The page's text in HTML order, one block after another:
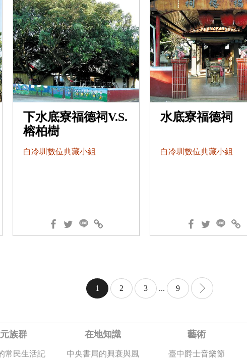
下水底寮福德祠V.S.
榕柏樹
白冷圳數位典藏小組
水底寮福德祠
白冷圳數位典藏小組
1 2 3 ... 9
族群
常民生活記
在地知識
中央書局的興衰與風
藝術
臺中爵士音樂節